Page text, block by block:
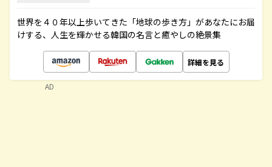
世界を４０年以上歩いてきた「地球の歩き方」があなたにお届
けする、人生を輝かせる韓国の名言と癒やしの絶景集
詳細を見る
AD